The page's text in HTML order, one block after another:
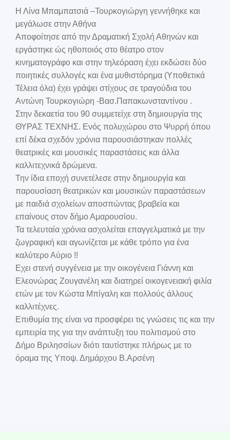
Η Λίνα Μπαμπατσιά –Τουρκογιώργη γεννήθηκε και
μεγάλωσε στην Αθήνα
Αποφοίτησε από την Δραματική Σχολή Αθηνών και
εργάστηκε ώς ηθοποιός στο θέατρο στον
κινηματογράφο και στην τηλεόραση έχει εκδώσει δύο
ποιητικές συλλογές και ένα μυθιστόρημα (Υποθετικά
Τέλεια όλα) έχει γράψει στίχους σε τραγούδια του
Αντώνη Τουρκογιώρη -Bασ.Παπακωνσταντίνου .
Στην δεκαετία του 90 συμμετείχε στη δημιουργία της
ΘΥΡΑΣ ΤΕΧΝΗΣ. Ενός πολυχώρου στο Ψυρρή όπου
επί δέκα σχεδόν χρόνια παρουσιάστηκαν πολλές
θεατρικές και μουσικές παραστάσεις και άλλα
καλλιτεχνικά δρώμενα.
Την ίδια εποχή συνετέλεσε στην δημιουργία και
παρουσίαση θεατρικών και μουσικών παραστάσεων
με παιδιά σχολείων αποσπώντας βραβεία και
επαίνους στον δήμο Αμαρουσίου.
Τα τελευταία χρόνια ασχολείται επαγγελματικά με την
ζωγραφική και αγωνίζεται με κάθε τρόπο για ένα
καλύτερο Αύριο !!
Εχει στενή συγγένεια με την οικογένεια Γιάννη και
Ελεονώρας Ζουγανέλη και διατηρεί οικογενειακή φιλία
ετών με τον Κώστα Μπίγαλη και πολλούς άλλους
καλλιτέχνες.
Επιθυμία της είναι να προσφέρει τις γνώσεις τις και την
εμπειρία της για την ανάπτυξη του πολιτισμού στο
Δήμο Βριλησσίων διότι ταυτίστηκε πλήρως με το
όραμα της Υποψ. Δημάρχου Β.Αρσένη